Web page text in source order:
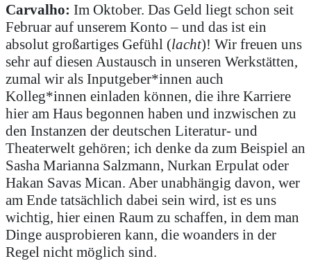
Carvalho: Im Oktober. Das Geld liegt schon seit
Februar auf unserem Konto – und das ist ein
absolut großartiges Gefühl (lacht)! Wir freuen uns
sehr auf diesen Austausch in unseren Werkstätten,
zumal wir als Inputgeber*innen auch
Kolleg*innen einladen können, die ihre Karriere
hier am Haus begonnen haben und inzwischen zu
den Instanzen der deutschen Literatur- und
Theaterwelt gehören; ich denke da zum Beispiel an
Sasha Marianna Salzmann, Nurkan Erpulat oder
Hakan Savas Mican. Aber unabhängig davon, wer
am Ende tatsächlich dabei sein wird, ist es uns
wichtig, hier einen Raum zu schaffen, in dem man
Dinge ausprobieren kann, die woanders in der
Regel nicht möglich sind.